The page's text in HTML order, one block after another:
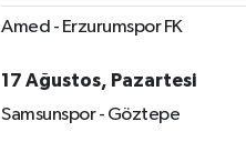
Amed - Erzurumspor FK
17 Ağustos, Pazartesi
Samsunspor - Göztepe